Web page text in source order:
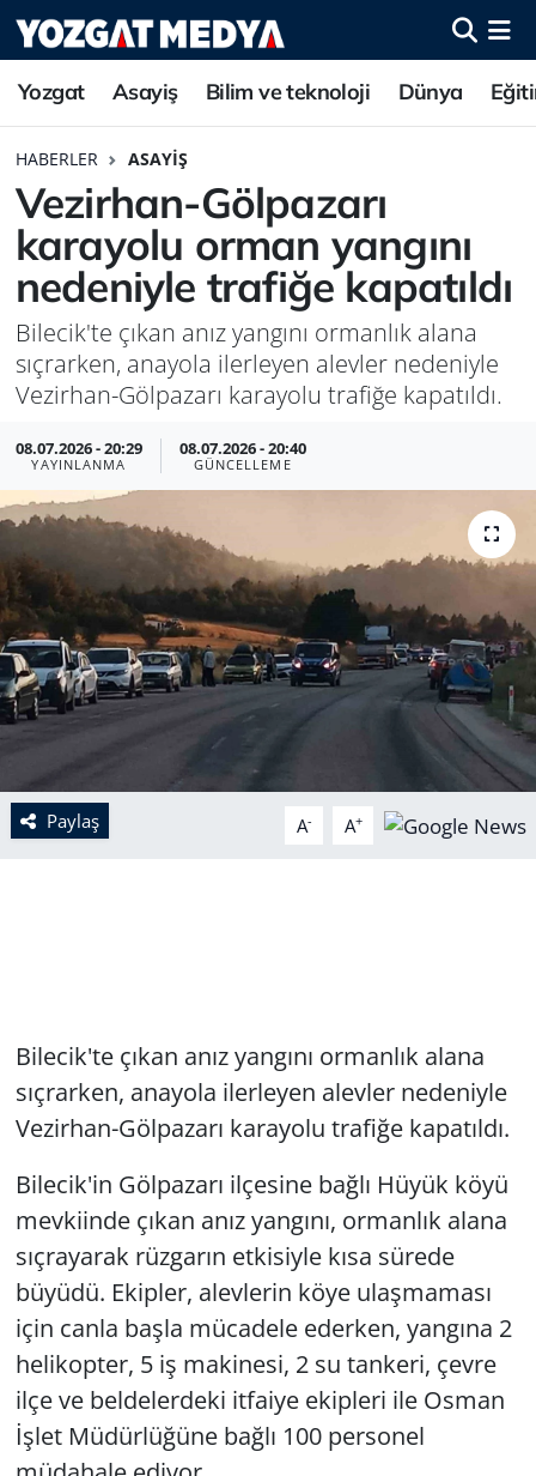
Yozgat Asayiş Bilim ve teknoloji Dünya
HABERLER ASAYIŞ
Vezirhan-Gölpazarı
karayolu orman yangını
nedeniyle trafiğe kapatıldı
Bilecik'te çıkan anız yangını ormanlık alana
sıçrarken, anayola ilerleyen alevler nedeniyle
Vezirhan-Gölpazarı karayolu trafiğe kapatıldı.
08.07.2026 - 20:29
YAYINLANMA
08.07.2026 - 20:40
GÜNCELLEME
Paylaş A- A+
Bilecik'te çıkan anız yangını ormanlık alana
sıçrarken, anayola ilerleyen alevler nedeniyle
Vezirhan-Gölpazarı karayolu trafiğe kapatıldı.
Bilecik'in Gölpazarı ilçesine bağlı Hüyük köyü
mevkiinde çıkan anız yangını, ormanlık alana
sıçrayarak rüzgarın etkisiyle kısa sürede
büyüdü. Ekipler, alevlerin köye ulaşmaması
için canla başla mücadele ederken, yangına 2
helikopter, 5 iş makinesi, 2 su tankeri, çevre
ilçe ve beldelerdeki itfaiye ekipleri ile Osman
İşlet Müdürlüğüne bağlı 100 personel